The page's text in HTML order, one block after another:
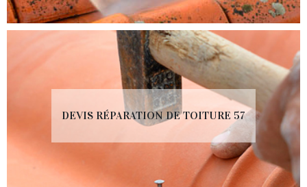
DEVIS RÉPARATION DE TOITURE 57